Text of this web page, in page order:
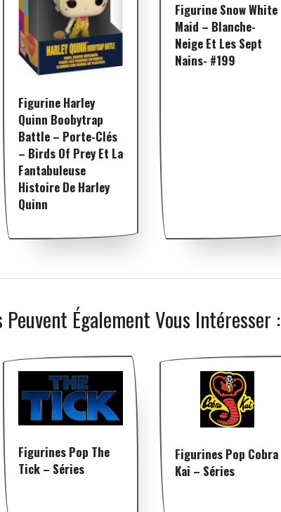
Figurine Harley
Quinn Boobytrap
Battle – Porte-Clés
– Birds Of Prey Et La
Fantabuleuse
Histoire De Harley
Quinn
Figurine Snow White
Maid – Blanche-
Neige Et Les Sept
Nains- #199
Également Vous Intéresser :
Figurines Pop The
Tick – Séries
Figurines Pop Cobra
Kai – Séries